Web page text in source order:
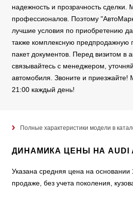
надежность и прозрачность сделки.
профессионалов. Поэтому
лучшие условия по приобретению
также комплексную предпродажную
пакет документов. Перед визитом в
связывайтесь с менеджером,
автомобиля. Звоните и
21:00 каждый день!
Полные характеристики модели в
ДИНАМИКА ЦЕНЫ НА AUDI
Указана средняя цена на основании
продаже, без учета поколения,